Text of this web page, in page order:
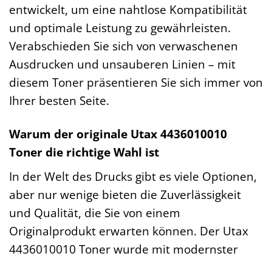
entwickelt, um eine nahtlose Kompatibilität
und optimale Leistung zu gewährleisten.
Verabschieden Sie sich von verwaschenen
Ausdrucken und unsauberen Linien – mit
diesem Toner präsentieren Sie sich immer von
Ihrer besten Seite.
Warum der originale Utax 4436010010
Toner die richtige Wahl ist
In der Welt des Drucks gibt es viele Optionen,
aber nur wenige bieten die Zuverlässigkeit
und Qualität, die Sie von einem
Originalprodukt erwarten können. Der Utax
4436010010 Toner wurde mit modernster